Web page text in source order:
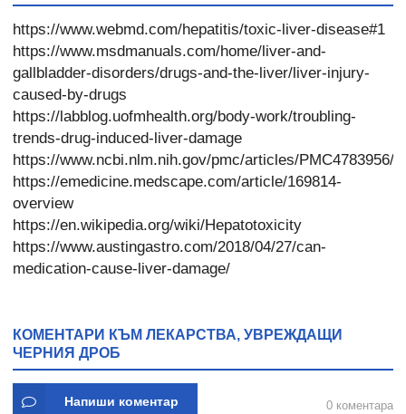
https://www.webmd.com/hepatitis/toxic-liver-disease#1
https://www.msdmanuals.com/home/liver-and-
gallbladder-disorders/drugs-and-the-liver/liver-injury-
caused-by-drugs
https://labblog.uofmhealth.org/body-work/troubling-
trends-drug-induced-liver-damage
https://www.ncbi.nlm.nih.gov/pmc/articles/PMC4783956/
https://emedicine.medscape.com/article/169814-
overview
https://en.wikipedia.org/wiki/Hepatotoxicity
https://www.austingastro.com/2018/04/27/can-
medication-cause-liver-damage/
КОМЕНТАРИ КЪМ ЛЕКАРСТВА, УВРЕЖДАЩИ
ЧЕРНИЯ ДРОБ
Напиши коментар 0 коментара